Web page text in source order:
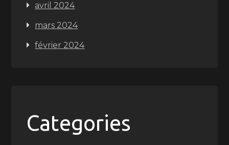
avril 2024
mars 2024
février 2024
Categories